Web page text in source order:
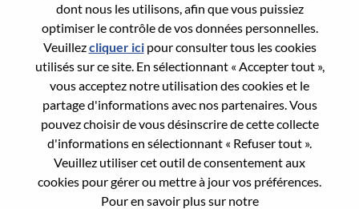
dont nous les utilisons, afin que vous puissiez
optimiser le contrôle de vos données personnelles.
Veuillezcliquer icipour consulter tous les cookies
utilisés sur ce site. En sélectionnant « Accepter tout »,
vous acceptez notre utilisation des cookies et le
partage d'informations avec nos partenaires. Vous
pouvez choisir de vous désinscrire de cette collecte
d'informations en sélectionnant « Refuser tout ».
Veuillez utiliser cet outil de consentement aux
cookies pour gérer ou mettre à jour vos préférences.
Pour en savoir plus sur notre
Enter the email address associated with your
account, then click "Continue".
We will email you a link to reset your
password.
Reset password with your e-mail
E-mail*